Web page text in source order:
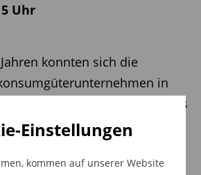
Einstellungen
kommen auf unserer Website
Uhr
konnten sich die
in
problemlos behaupten. Dies
großen Marktanteilen, ihrem
und ihren hohen
(ROOC). Im